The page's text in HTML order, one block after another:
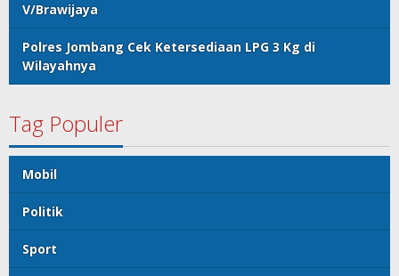
V/Brawijaya
Polres Jombang Cek Ketersediaan LPG 3 Kg di
Wilayahnya
Tag Populer
Mobil
Politik
Sport